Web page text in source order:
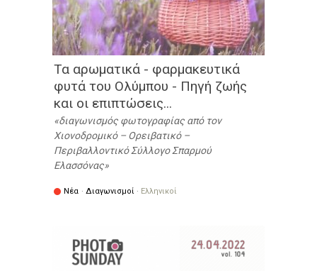
Τα αρωματικά - φαρμακευτικά
φυτά του Ολύμπου - Πηγή ζωής
και οι επιπτώσεις...
διαγωνισμός φωτογραφίας από τον
Χιονοδρομικό – Ορειβατικό –
Περιβαλλοντικό Σύλλογο Σπαρμού
Ελασσόνας
Νέα · Διαγωνισμοί · Ελληνικοί